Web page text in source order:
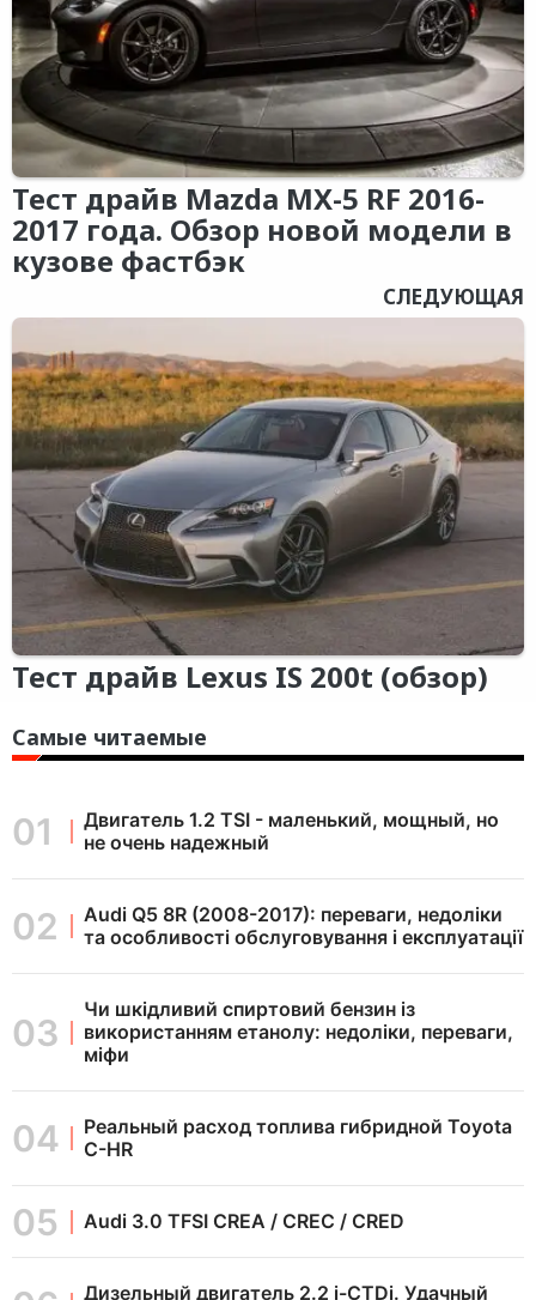
Тест драйв Mazda MX-5 RF 2016-
2017 года. Обзор новой модели в
кузове фастбэк
СЛЕДУЮЩАЯ
Тест драйв Lexus IS 200t (обзор)
Самые читаемые
Двигатель 1.2 TSI - маленький, мощный, но
не очень надежный
Audi Q5 8R (2008-2017): переваги, недоліки
та особливості обслуговування і експлуатації
Чи шкідливий спиртовий бензин із
використанням етанолу: недоліки, переваги,
міфи
Реальный расход топлива гибридной Toyota
C-HR
Audi 3.0 TFSI CREA / CREC / CRED
Дизельный двигатель 2.2 i-CTDi. Удачный